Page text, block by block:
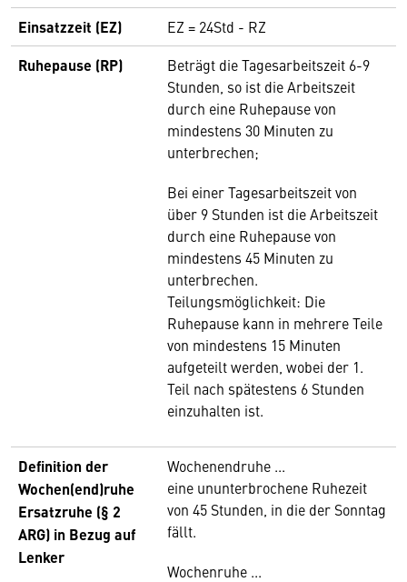
Einsatzzeit (EZ) EZ = 24Std - RZ
Ruhepause (RP)
Beträgt die Tagesarbeitszeit 6-9
Stunden, so ist die Arbeitszeit
durch eine Ruhepause von
mindestens 30 Minuten zu
unterbrechen;
Bei einer Tagesarbeitszeit von
über 9 Stunden ist die Arbeitszeit
durch eine Ruhepause von
mindestens 45 Minuten zu
unterbrechen.
Teilungsmöglichkeit: Die
Ruhepause kann in mehrere Teile
von mindestens 15 Minuten
aufgeteilt werden, wobei der 1.
Teil nach spätestens 6 Stunden
einzuhalten ist.
Definition der
Wochen(end)ruhe
Ersatzruhe (§ 2
ARG) in Bezug auf
Lenker
Wochenendruhe ...
eine ununterbrochene Ruhezeit
von 45 Stunden, in die der Sonntag
fällt.
Wochenruhe ...